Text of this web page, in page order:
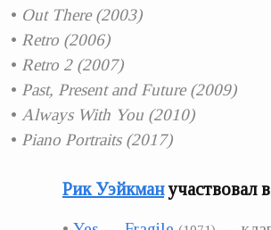
Out There (2003)
Retro (2006)
Retro 2 (2007)
Past, Present and Future (2009)
Always With You (2010)
Piano Portraits (2017)
Рик Уэйкманучаствовал